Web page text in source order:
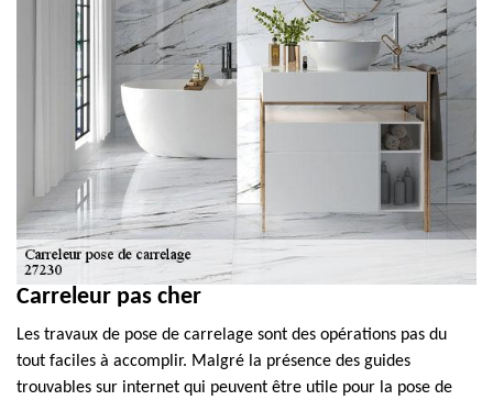
Carreleur pas cher
Les travaux de pose de carrelage sont des opérations pas du
tout faciles à accomplir. Malgré la présence des guides
trouvables sur internet qui peuvent être utile pour la pose de